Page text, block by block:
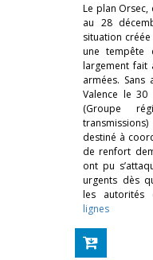
Le plan Orsec,
au 28
situation
une tempête
largement fait
armées.
Valence le
(Groupe
destiné à
de renfort
ont pu
urgents dès
les autorités
lignes